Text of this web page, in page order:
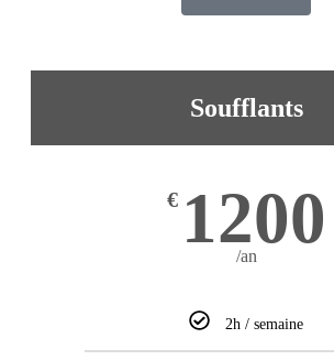
Soufflants
€ 1200
/an
2h / semaine